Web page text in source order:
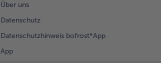
Über uns
Datenschutz
Datenschutzhinweis bofrost*App
App